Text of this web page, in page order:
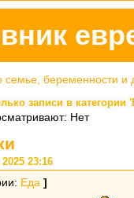
беременности и
записи в категории
Нет
23:16
Еда ]